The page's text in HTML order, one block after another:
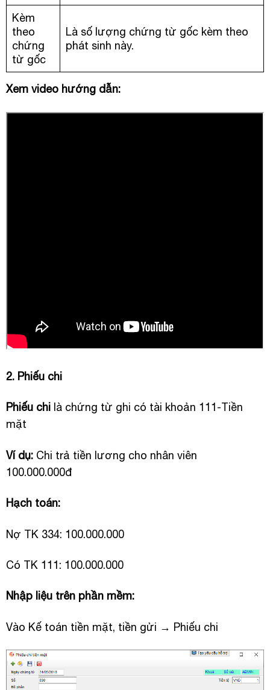
Kèm
theo
chứng
từ gốc
Là số lượng chứng từ gốc kèm theo
phát sinh này.
Xem video hướng dẫn:
2. Phiếu chi
Phiếu chilà chứng từ ghi có tài khoản 111-Tiền
mặt
Ví dụ:Chi trả tiền lương cho nhân viên
100.000.000đ
Hạch toán:
Nợ TK 334: 100.000.000
Có TK 111: 100.000.000
Nhập liệu trên phần mềm:
Vào Kế toán tiền mặt, tiền gửi → Phiếu chi